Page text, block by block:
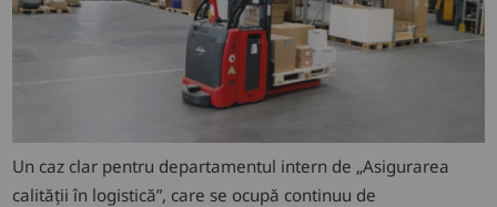
Un caz clar pentru departamentul intern de „Asigurarea
calității în logistică”, care se ocupă continuu de